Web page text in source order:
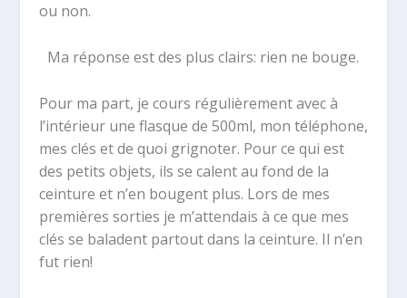
ou non.
Ma réponse est des plus clairs: rien ne bouge.
Pour ma part, je cours régulièrement avec à
l’intérieur une flasque de 500ml, mon téléphone,
mes clés et de quoi grignoter. Pour ce qui est
des petits objets, ils se calent au fond de la
ceinture et n’en bougent plus. Lors de mes
premières sorties je m’attendais à ce que mes
clés se baladent partout dans la ceinture. Il n’en
fut rien!